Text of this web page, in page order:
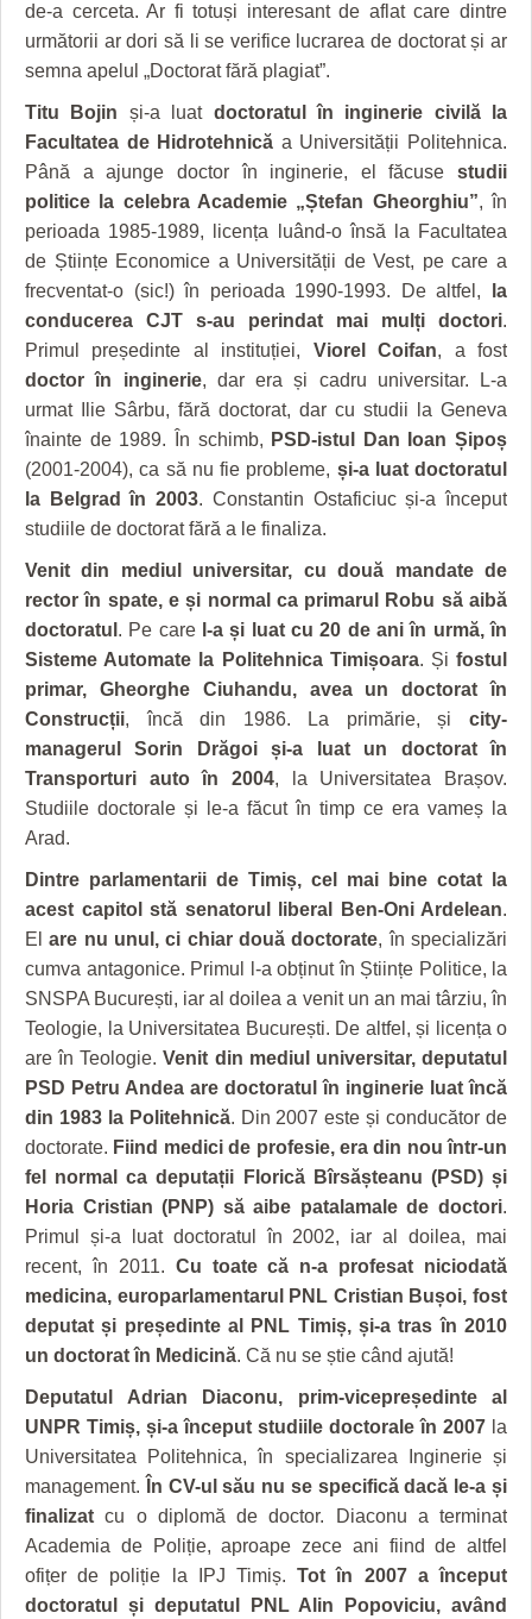
de-a cerceta. Ar fi totuși interesant de aflat care dintre
următorii ar dori să li se verifice lucrarea de doctorat și ar
semna apelul „Doctorat fără plagiat”.
Titu Bojin și-a luat doctoratul în inginerie civilă la
Facultatea de Hidrotehnică a Universității Politehnica.
Până a ajunge doctor în inginerie, el făcuse studii
politice la celebra Academie „Ștefan Gheorghiu”, în
perioada 1985-1989, licența luând-o însă la Facultatea
de Științe Economice a Universității de Vest, pe care a
frecventat-o (sic!) în perioada 1990-1993. De altfel,
la
conducerea CJT s-au perindat mai mulți doctori.
Primul președinte al instituției, Viorel Coifan, a fost
doctor în inginerie, dar era și cadru universitar. L-a
urmat Ilie Sârbu, fără doctorat, dar cu studii la Geneva
înainte de 1989. În schimb, PSD-istul Dan Ioan Șipoș
(2001-2004), ca să nu fie probleme, și-a luat doctoratul
la Belgrad în 2003. Constantin Ostaficiuc și-a început
studiile de doctorat fără a le finaliza.
Venit din mediul universitar, cu două mandate de
rector în spate, e și normal ca primarul Robu să aibă
doctoratul . Pe care l-a și luat cu 20 de ani în urmă, în
Sisteme Automate la Politehnica Timișoara. Șifostul
primar, Gheorghe Ciuhandu, avea un doctorat în
Construcții, încă din 1986. La primărie, și city-
managerul Sorin Drăgoi și-a luat un doctorat în
Transporturi auto în 2004, la Universitatea Brașov.
Studiile doctorale și le-a făcut în timp ce era vameș la
Arad.
Dintre parlamentarii de Timiș, cel mai bine cotat la
acest capitol stă senatorul liberal Ben-Oni Ardelean.
Elare nu unul, ci chiar două doctorate, în specializări
cumva antagonice. Primul l-a obținut în Științe Politice, la
SNSPA București, iar al doilea a venit un an mai târziu, în
Teologie, la Universitatea București. De altfel, și licența o
are în Teologie.Venit din mediul universitar, deputatul
PSD Petru Andea are doctoratul în inginerie luat încă
din 1983 la Politehnică. Din 2007 este și conducător de
doctorate. Fiind medici de profesie, era din nou într-un
fel normal ca deputații Florică Bîrsășteanu (PSD) și
Horia Cristian (PNP) să aibe patalamale de doctori.
Primul și-a luat doctoratul în 2002, iar al doilea, mai
recent, în 2011. Cu toate că n-a profesat niciodată
medicina, europarlamentarul PNL Cristian Bușoi, fost
deputat și președinte al PNL Timiș, și-a tras în 2010
un doctorat în Medicină. Că nu se știe când ajută!
Deputatul Adrian Diaconu, prim-vicepreședinte al
UNPR Timiș, și-a început studiile doctorale în 2007 la
Universitatea Politehnica, în specializarea Inginerie și
management.
În CV-ul său nu se specifică dacă le-a și
finalizat cu o diplomă de doctor. Diaconu a terminat
Academia de Poliție, aproape zece ani fiind de altfel
ofițer de poliție la IPJ Timiș.Tot în 2007 a început
doctoratul și deputatul PNL Alin Popoviciu, având